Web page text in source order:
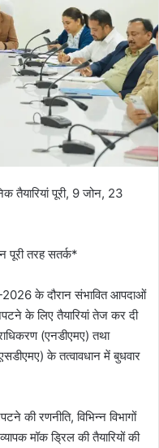
तैयारियां पूरी, 9 जोन, 23
पूरी तरह सतर्क*
के दौरान संभावित आपदाओं
के लिए तैयारियां तेज कर दी
(एनडीएमए) तथा
के तत्वावधान में बुधवार
की रणनीति, विभिन्न विभागों
मॉक ड्रिल की तैयारियों की